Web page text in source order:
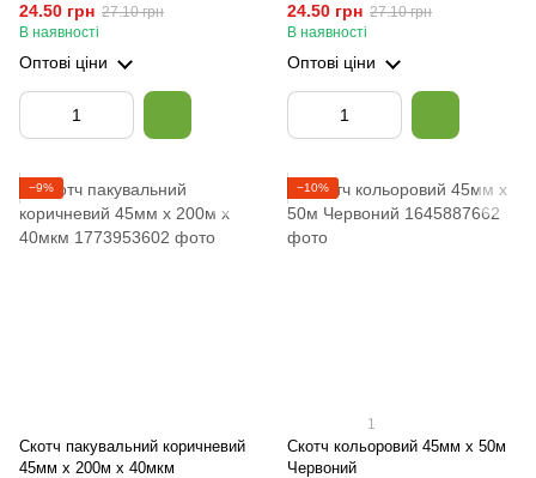
24.50 грн 27.10 грн
В наявності
Оптові ціни
24.50 грн 27.10 грн
В наявності
Оптові ціни
−9%
Скотч пакувальний коричневий
45мм х 200м х 40мкм
−10%
1
Скотч кольоровий 45мм х 50м
Червоний